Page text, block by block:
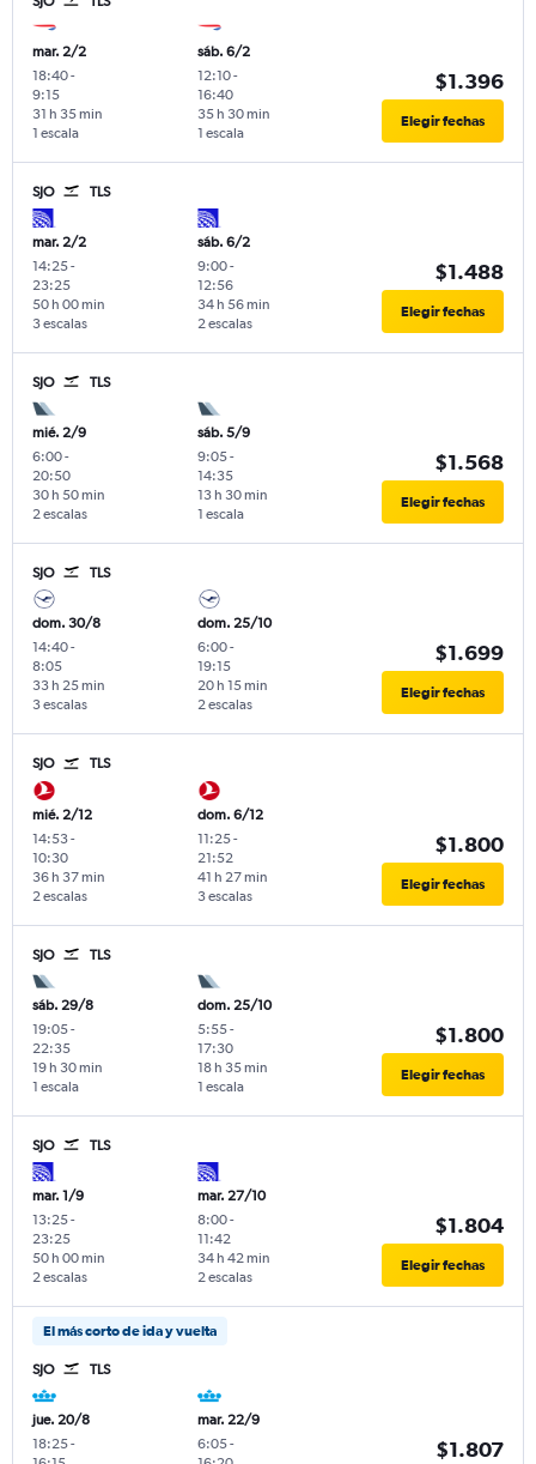
mar. 2/2
18:40-
9:15
1 escala
31 h 35 min
sáb. 6/2
12:10-
16:40
1 escala
35 h 30 min
$1.396
Elegir fechas
SJO TLS
mar. 2/2
14:25-
23:25
3 escalas
50 h 00 min
sáb. 6/2
9:00-
12:56
2 escalas
34 h 56 min
$1.488
Elegir fechas
SJO TLS
mié. 2/9
6:00-
20:50
2 escalas
30 h 50 min
sáb. 5/9
9:05-
14:35
1 escala
13 h 30 min
$1.568
Elegir fechas
SJO TLS
dom. 30/8
14:40-
8:05
3 escalas
33 h 25 min
dom. 25/10
6:00-
19:15
2 escalas
20 h 15 min
$1.699
Elegir fechas
SJO TLS
mié. 2/12
14:53-
10:30
2 escalas
36 h 37 min
dom. 6/12
11:25-
21:52
3 escalas
41 h 27 min
$1.800
Elegir fechas
SJO TLS
sáb. 29/8
19:05-
22:35
1 escala
19 h 30 min
dom. 25/10
5:55-
17:30
1 escala
18 h 35 min
$1.800
Elegir fechas
SJO TLS
mar. 1/9
13:25-
23:25
2 escalas
50 h 00 min
mar. 27/10
8:00-
11:42
2 escalas
34 h 42 min
$1.804
Elegir fechas
El más corto de ida y vuelta
SJO TLS
jue. 20/8
18:25-
mar. 22/9
6:05-
$1.807